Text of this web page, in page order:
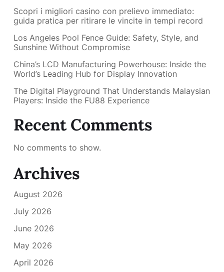
Scopri i migliori casino con prelievo immediato:
guida pratica per ritirare le vincite in tempi record
Los Angeles Pool Fence Guide: Safety, Style, and
Sunshine Without Compromise
China’s LCD Manufacturing Powerhouse: Inside the
World’s Leading Hub for Display Innovation
The Digital Playground That Understands Malaysian
Players: Inside the FU88 Experience
Recent Comments
No comments to show.
Archives
August 2026
July 2026
June 2026
May 2026
April 2026